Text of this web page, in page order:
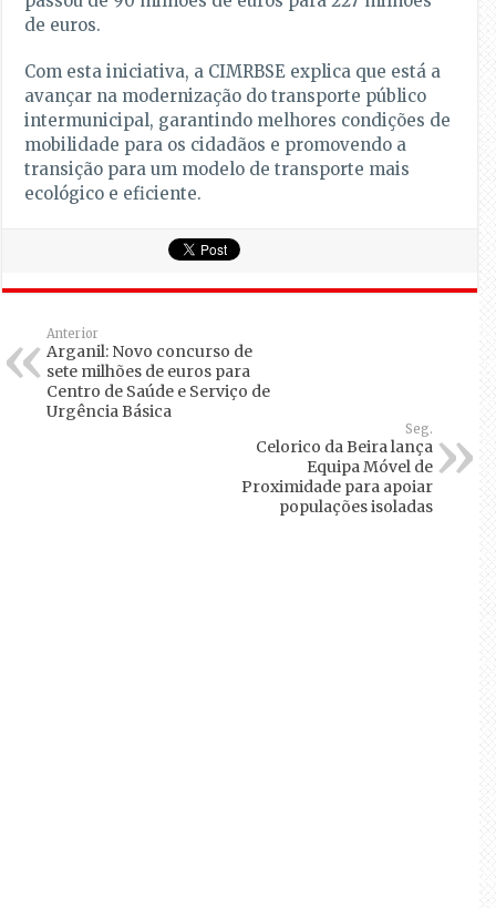
de euros.
Com esta iniciativa, a CIMRBSE explica que está a
avançar na modernização do transporte público
intermunicipal, garantindo melhores condições de
mobilidade para os cidadãos e promovendo a
transição para um modelo de transporte mais
ecológico e eficiente.
Anterior
Arganil: Novo concurso de
sete milhões de euros para
Centro de Saúde e Serviço de
Urgência Básica
Seg.
Celorico da Beira lança
Equipa Móvel de
Proximidade para apoiar
populações isoladas